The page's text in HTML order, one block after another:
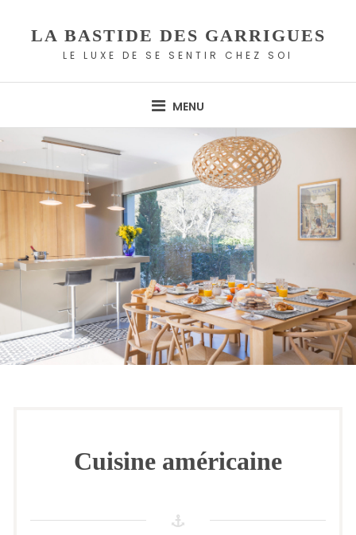
LA BASTIDE DES GARRIGUES
LE LUXE DE SE SENTIR CHEZ SOI
MENU
Cuisine américaine